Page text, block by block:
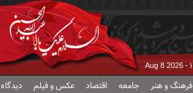
Aug 8 2026
فرهنگ و هنر جامعه اقتصاد عکس و فیلم دیدگاه